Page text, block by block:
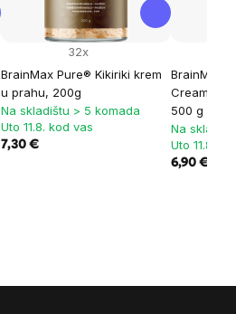
BrainMax Pure® Kikiriki krem
u prahu, 200g
32x
Na skladištu > 5 komada
Uto 11.8. kod vas
7,30 €
BrainMax
Cream,
500 g
Na
Uto 11.8.
6,90 €